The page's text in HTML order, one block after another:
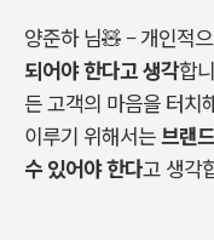
양준하 님🧸–개인적
되어야 한다고 생각합
든 고객의 마음을 터치
이루기 위해서는브랜
수 있어야 한다고 생각